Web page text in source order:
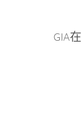
GIA